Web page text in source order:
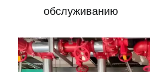
обслуживанию